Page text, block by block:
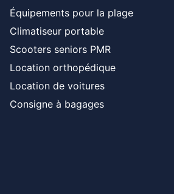
Équipements pour la plage
Climatiseur portable
Scooters seniors PMR
Location orthopédique
Location de voitures
Consigne à bagages